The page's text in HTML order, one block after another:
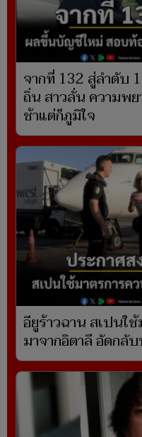
จากที่ 132 สู่ลำดับ
ถิ่น สาวลั่น ความพ
ช้าแต่ก็ภูมิใจ
อียูร้าวฉาน สเปนใ
มาจากอิตาลี อัดกลั